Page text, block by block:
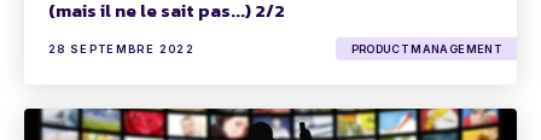
(mais il ne le sait pas...) 2/2
28 SEPTEMBRE 2022 PRODUCT MANAGEMENT